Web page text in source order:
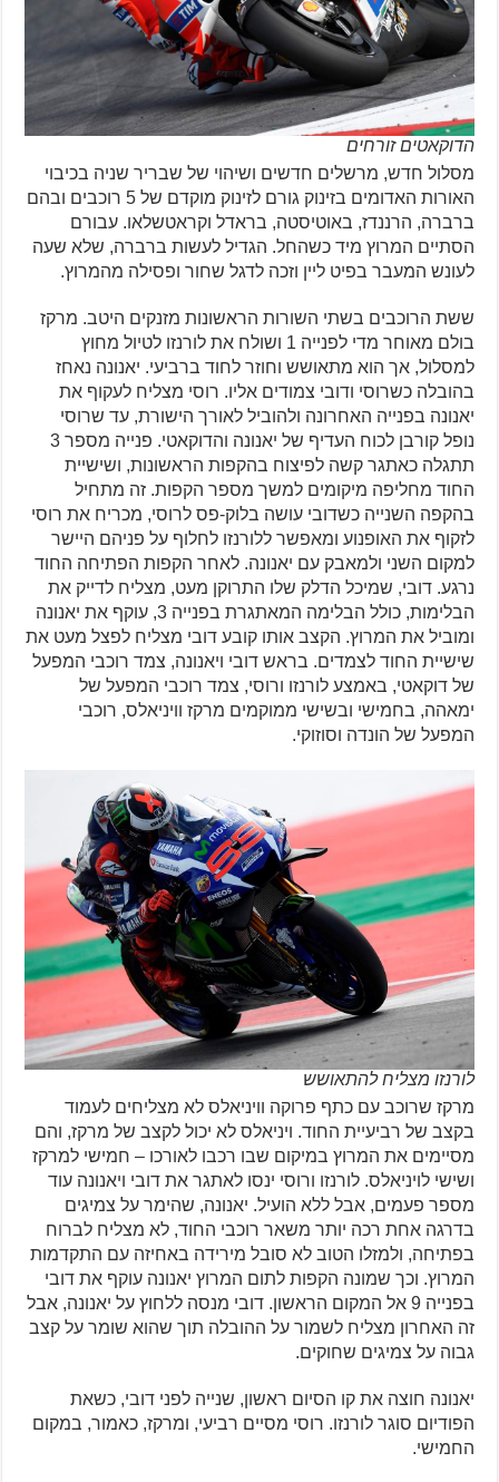
הדוקאטים זורחים
מסלול חדש, מרשלים חדשים ושיהוי של שבריר שניה בכיבוי
האורות האדומים בזינוק גורם לזינוק מוקדם של 5 רוכבים ובהם
ברברה, הרננדז, באוטיסטה, בראדל וקראטשלאו. עבורם
הסתיים המרוץ מיד כשהחל. הגדיל לעשות ברברה, שלא שעה
לעונש המעבר בפיט ליין וזכה לדגל שחור ופסילה מהמרוץ.
ששת הרוכבים בשתי השורות הראשונות מזנקים היטב. מרקז
בולם מאוחר מדי לפנייה 1 ושולח את לורנזו לטיול מחוץ
למסלול, אך הוא מתאושש וחוזר לחוד ברביעי. יאנונה נאחז
בהובלה כשרוסי ודובי צמודים אליו. רוסי מצליח לעקוף את
יאנונה בפנייה האחרונה ולהוביל לאורך הישורת, עד שרוסי
נופל קורבן לכוח העדיף של יאנונה והדוקאטי. פנייה מספר 3
תתגלה כאתגר קשה לפיצוח בהקפות הראשונות, ושישיית
החוד מחליפה מיקומים למשך מספר הקפות. זה מתחיל
בהקפה השנייה כשדובי עושה בלוק-פס לרוסי, מכריח את רוסי
לזקוף את האופנוע ומאפשר ללורנזו לחלוף על פניהם היישר
למקום השני ולמאבק עם יאנונה. לאחר הקפות הפתיחה החוד
נרגע. דובי, שמיכל הדלק שלו התרוקן מעט, מצליח לדייק את
הבלימות, כולל הבלימה המאתגרת בפנייה 3, עוקף את יאנונה
ומוביל את המרוץ. הקצב אותו קובע דובי מצליח לפצל מעט את
שישיית החוד לצמדים. בראש דובי ויאנונה, צמד רוכבי המפעל
של דוקאטי, באמצע לורנזו ורוסי, צמד רוכבי המפעל של
ימאהה, בחמישי ובשישי ממוקמים מרקז וויניאלס, רוכבי
המפעל של הונדה וסוזוקי.
לורנזו מצליח להתאושש
מרקז שרוכב עם כתף פרוקה וויניאלס לא מצליחים לעמוד
בקצב של רביעיית החוד. ויניאלס לא יכול לקצב של מרקז, והם
מסיימים את המרוץ במיקום שבו רכבו לאורכו – חמישי למרקז
ושישי לויניאלס. לורנזו ורוסי ינסו לאתגר את דובי ויאנונה עוד
מספר פעמים, אבל ללא הועיל. יאנונה, שהימר על צמיגים
בדרגה אחת רכה יותר משאר רוכבי החוד, לא מצליח לברוח
בפתיחה, ולמזלו הטוב לא סובל מירידה באחיזה עם התקדמות
המרוץ. וכך שמונה הקפות לתום המרוץ יאנונה עוקף את דובי
בפנייה 9 אל המקום הראשון. דובי מנסה ללחוץ על יאנונה, אבל
זה האחרון מצליח לשמור על ההובלה תוך שהוא שומר על קצב
גבוה על צמיגים שחוקים.
יאנונה חוצה את קו הסיום ראשון, שנייה לפני דובי, כשאת
הפודיום סוגר לורנזו. רוסי מסיים רביעי, ומרקז, כאמור, במקום
החמישי.